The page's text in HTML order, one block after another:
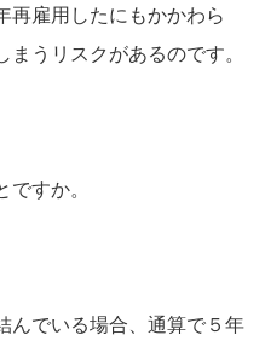
再雇用したにもかかわら
うリスクがあるのです。
すか。
んでいる場合、通算で５年